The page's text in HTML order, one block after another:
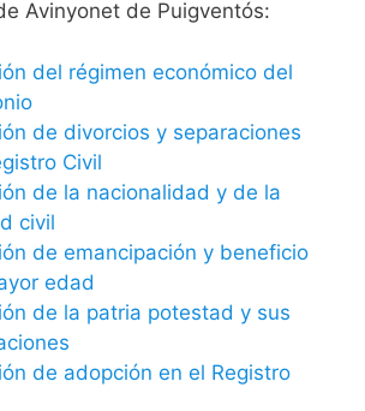
Avinyonet de Puigventós:
del régimen económico del
de divorcios y separaciones
Civil
de la nacionalidad y de la
civil
de emancipación y beneficio
edad
de la patria potestad y sus
de adopción en el Registro